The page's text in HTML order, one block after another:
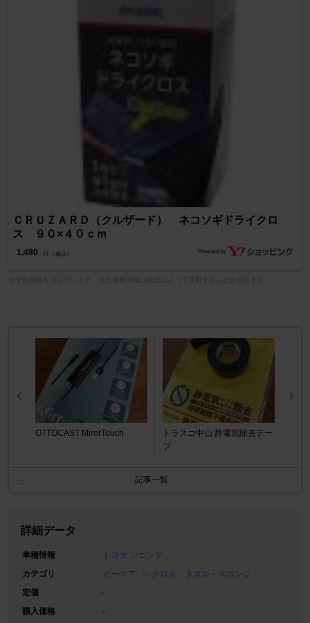
ＣＲＵＺＡＲＤ（クルザード） ネコソギドライクロ
ス ９０×４０ｃｍ
1,480 円 （税込）
OTTOCAST MirorTouch
トラスコ中山 静電気除去テー
プ
記事一覧
詳細データ
車種情報
トヨタ シエンタ
カテゴリ
カーケア
クロス・タオル・スポンジ
定価
-
購入価格
-